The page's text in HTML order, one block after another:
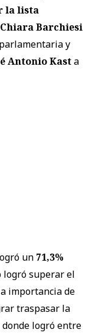
la lista
Barchiesi
y
Antonio Kasta
un 71,3%
logró superar el
importancia de
traspasar la
logró entre